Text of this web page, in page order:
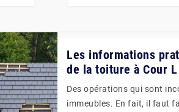
Les informations
de la toiture à Cour
Des opérations qui sont
immeubles. En fait, il faut